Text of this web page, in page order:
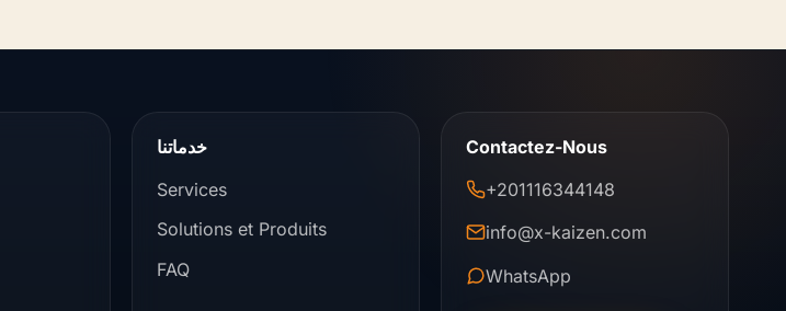
خدماتنا
Services
Solutions et Produits
FAQ
Contactez-Nous
+201116344148
info@x-kaizen.com
WhatsApp